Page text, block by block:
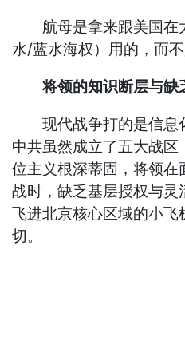
航母是拿来跟美国在
水/蓝水海权）用的，而不
将领的知识断层与缺
现代战争打的是信息
中共虽然成立了五大战
位主义根深蒂固，将领在
战时，缺乏基层授权与灵
飞进北京核心区域的小飞
切。